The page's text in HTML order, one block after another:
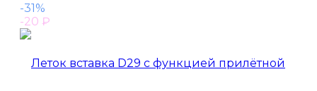
-31%
-20 ₽